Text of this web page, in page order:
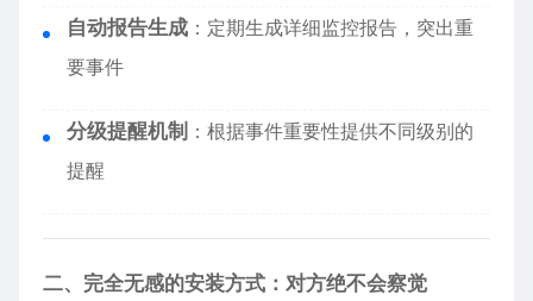
自动报告生成 ：定期生成详细监控报告，突出重
要事件
分级提醒机制 ：根据事件重要性提供不同级别的
提醒
二、完全无感的安装方式：对方绝不会察觉